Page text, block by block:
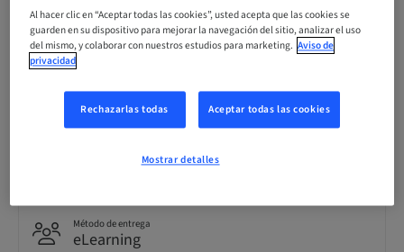
27. mar. 2030 (UTC+10)
Inglés
1.50 Puntos
Método de entrega
eLearning
Al hacer clic en “Aceptar todas las cookies”, usted acepta que las cookies se
guarden en su dispositivo para mejorar la navegación del sitio, analizar el uso
del mismo, y colaborar con nuestros estudios para marketing. Aviso de
privacidad
Rechazarlas todas Aceptar todas las cookies
Mostrar detalles